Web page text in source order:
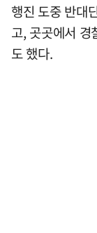
행진 도중 반대
고, 곳곳에서 경
도 했다.